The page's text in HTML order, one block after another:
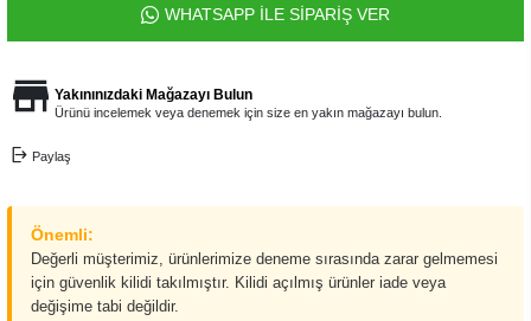
WHATSAPP İLE SİPARİŞ VER
Yakınınızdaki Mağazayı Bulun
Ürünü incelemek veya denemek için size en yakın mağazayı bulun.
Paylaş
Önemli:
Değerli müşterimiz, ürünlerimize deneme sırasında zarar gelmemesi
için güvenlik kilidi takılmıştır. Kilidi açılmış ürünler iade veya
değişime tabi değildir.